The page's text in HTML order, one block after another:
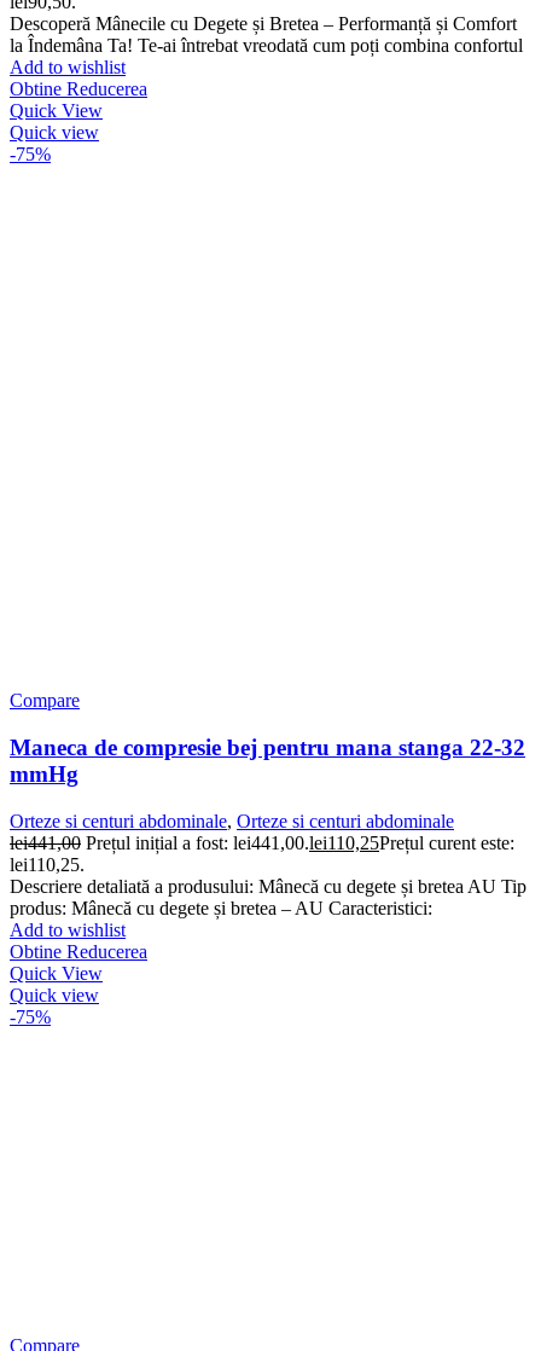
Descoperă Mânecile cu Degete și Bretea – Performanță și Comfort
la Îndemâna Ta! Te-ai întrebat vreodată cum poți combina confortul
Add to wishlist
Obtine Reducerea
Quick View
Quick view
-75%
Compare
Maneca de compresie bej pentru mana stanga 22-32
mmHg
Orteze si centuri abdominale, Orteze si centuri abdominale
lei441,00 Prețul inițial a fost: lei441,00.lei110,25Prețul curent este:
lei110,25.
Descriere detaliată a produsului: Mânecă cu degete și bretea AU Tip
produs: Mânecă cu degete și bretea – AU Caracteristici:
Add to wishlist
Obtine Reducerea
Quick View
Quick view
-75%
Compare